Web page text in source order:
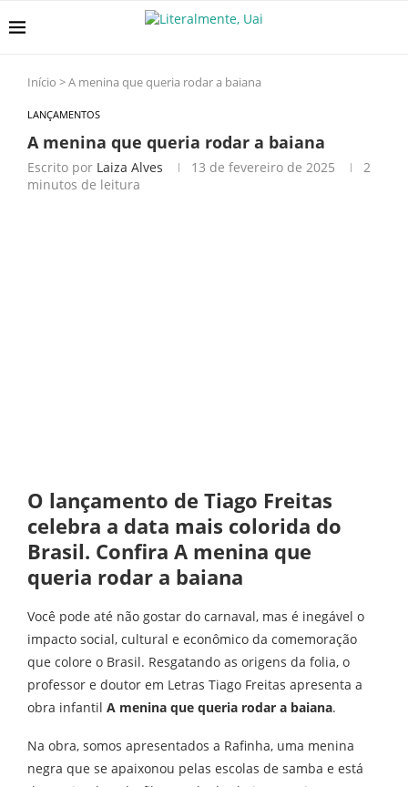
Início >A menina que queria rodar a baiana
LANÇAMENTOS
A menina que queria rodar a baiana
Escrito por Laiza Alves 13 de fevereiro de 2025
2
minutos de leitura
O lançamento de Tiago Freitas
celebra a data mais colorida do
Brasil. Confira A menina que
queria rodar a baiana
Você pode até não gostar do carnaval, mas é inegável o
impacto social, cultural e econômico da comemoração
que colore o Brasil. Resgatando as origens da folia, o
professor e doutor em Letras Tiago Freitas apresenta a
obra infantil A menina que queria rodar a baiana.
Na obra, somos apresentados a Rafinha, uma menina
negra que se apaixonou pelas escolas de samba e está